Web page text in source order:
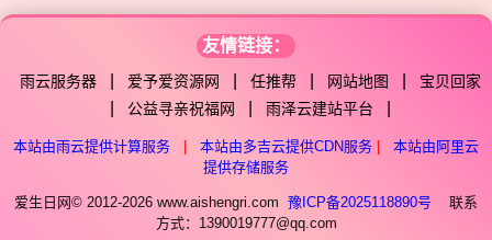
友情链接：
雨云服务器 爱予爱资源网 任推帮 网站地图 宝贝回家
公益寻亲祝福网 雨泽云建站平台
本站由雨云提供计算服务 | 本站由多吉云提供CDN服务 |
本站由阿里云
提供存储服务
爱生日网© 2012-2026 www.aishengri.com 豫ICP备2025118890号
联系
方式：1390019777@qq.com